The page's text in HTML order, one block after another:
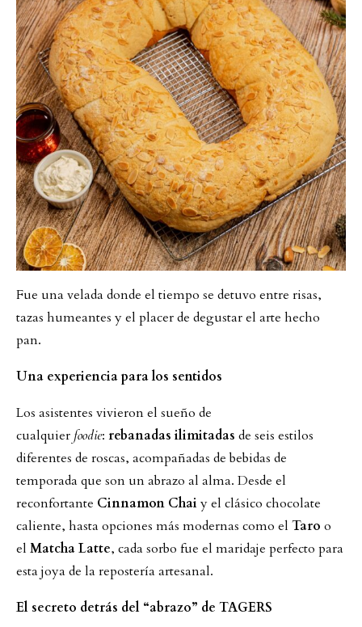
Fue una velada donde el tiempo se detuvo entre risas,
tazas humeantes y el placer de degustar el arte hecho
pan.
Una experiencia para los sentidos
Los asistentes vivieron el sueño de
cualquier foodie: rebanadas ilimitadas de seis estilos
diferentes de roscas, acompañadas de bebidas de
temporada que son un abrazo al alma. Desde el
reconfortante Cinnamon Chaiy el clásico chocolate
caliente, hasta opciones más modernas como el Taro o
el Matcha Latte, cada sorbo fue el maridaje perfecto para
esta joya de la repostería artesanal.
El secreto detrás del “abrazo” de TAGERS